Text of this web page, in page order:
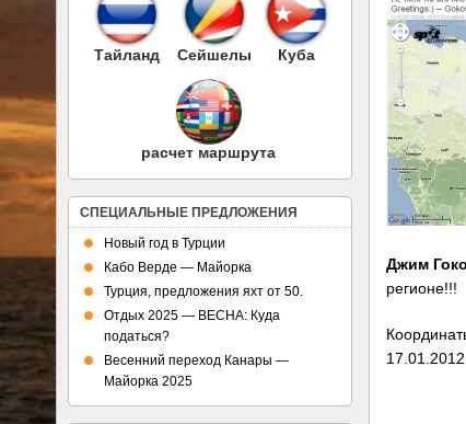
Джим
регионе!!!
Тайланд Сейшелы Куба
расчет маршрута
СПЕЦИАЛЬНЫЕ ПРЕДЛОЖЕНИЯ
Новый год в Турции
Кабо Верде — Майорка
Турция, предложения яхт от 50.
Отдых 2025 — ВЕСНА: Куда
податься?
Весенний переход Канары —
Майорка 2025